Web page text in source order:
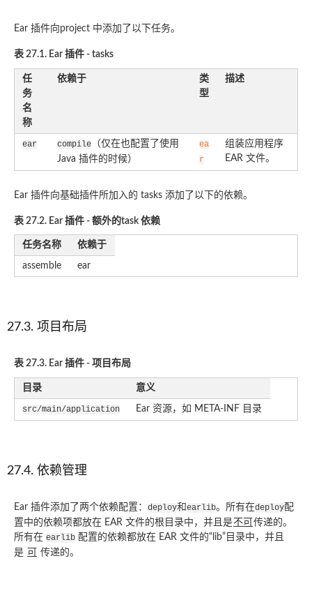
Ear 插件向project 中添加了以下任务。
表 27.1. Ear 插件 - tasks
任
务
名
称
依赖于
类
型
描述
ear compile （仅在也配置了使用
Java 插件的时候）
ea
r
组装应用程序
EAR 文件。
Ear 插件向基础插件所加入的 tasks 添加了以下的依赖。
表 27.2. Ear 插件 - 额外的task 依赖
任务名称 依赖于
assemble ear
27.3. 项目布局
表 27.3. Ear 插件 - 项目布局
目录 意义
src/main/application Ear 资源，如 META-INF 目录
27.4. 依赖管理
Ear 插件添加了两个依赖配置： deploy和earlib。所有在deploy配
置中的依赖项都放在 EAR 文件的根目录中，并且是不可 传递的。
所有在 earlib 配置的依赖都放在 EAR 文件的“lib”目录中，并且
是 可 传递的。